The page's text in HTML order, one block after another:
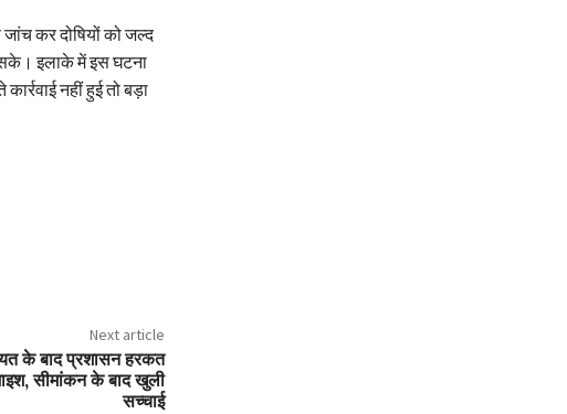
जांच कर दोषियों को जल्द
सके। इलाके में इस घटना
नहीं हुई तो बड़ा
Next article
के बाद प्रशासन हरकत
सीमांकन के बाद खुली
सच्चाई